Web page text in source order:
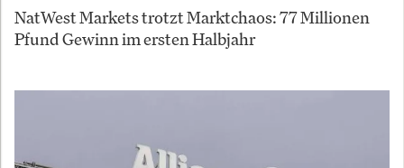
NatWest Markets trotzt Marktchaos: 77 Millionen
Pfund Gewinn im ersten Halbjahr